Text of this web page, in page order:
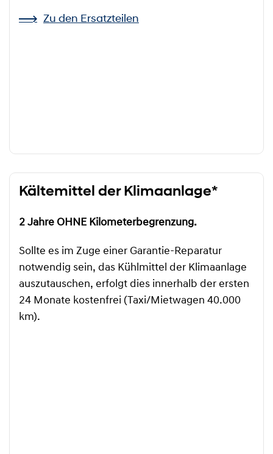
Zu den Ersatzteilen
Kältemittel der Klimaanlage*
2 Jahre OHNE Kilometerbegrenzung.
Sollte es im Zuge einer Garantie-Reparatur
notwendig sein, das Kühlmittel der Klimaanlage
auszutauschen, erfolgt dies innerhalb der ersten
24 Monate kostenfrei (Taxi/Mietwagen 40.000
km).